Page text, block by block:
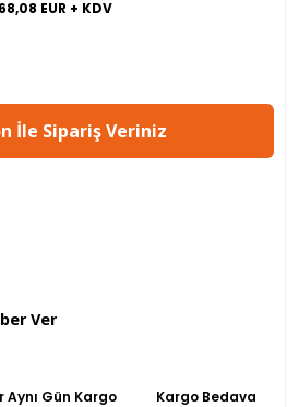
EUR + KDV
İle Sipariş Veriniz
Ver
Aynı Gün Kargo Kargo Bedava